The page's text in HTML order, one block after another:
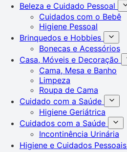
Beleza e Cuidado Pessoal
Cuidados com o Bebê
Higiene Pessoal
Brinquedos e Hobbies
Bonecas e Acessórios
Casa, Móveis e Decoração
Cama, Mesa e Banho
Limpeza
Roupa de Cama
Cuidado com a Saúde
Higiene Geriátrica
Cuidados com a Saúde
Incontinência Urinária
Higiene e Cuidados Pessoais